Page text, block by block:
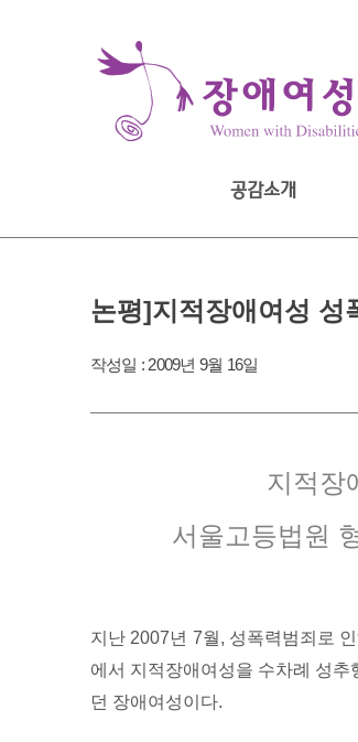
공감소개
논평]지적장애여성 성
작성일 : 2009년 9월 16일
지적장
서울고등법원
지난 2007년 7월, 성폭력범죄로
에서 지적장애여성을 수차례 성
던 장애여성이다.